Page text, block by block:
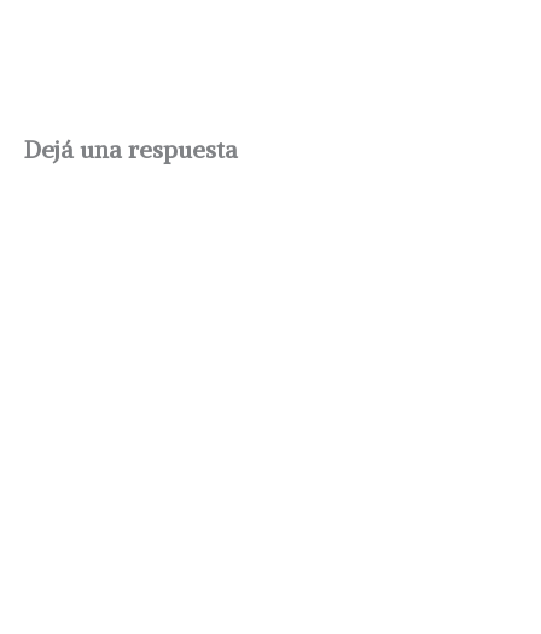
Dejá una respuesta